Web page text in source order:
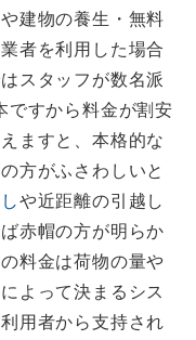
建物の養生・無料
者を利用した場合
スタッフが数名派
ですから料金が割安
ますと、本格的な
方がふさわしいと
や近距離の引越し
赤帽の方が明らか
料金は荷物の量や
よって決まるシス
用者から支持され